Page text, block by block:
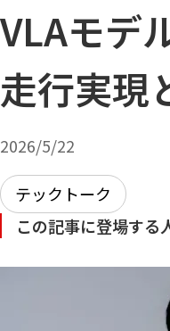
VLAモ
走行実現
2026/5/22
テックトーク
この記事に登場する